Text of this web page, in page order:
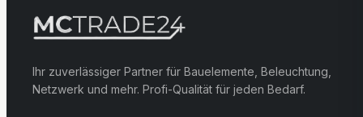
Ihr zuverlässiger Partner für Bauelemente, Beleuchtung,
Netzwerk und mehr. Profi-Qualität für jeden Bedarf.